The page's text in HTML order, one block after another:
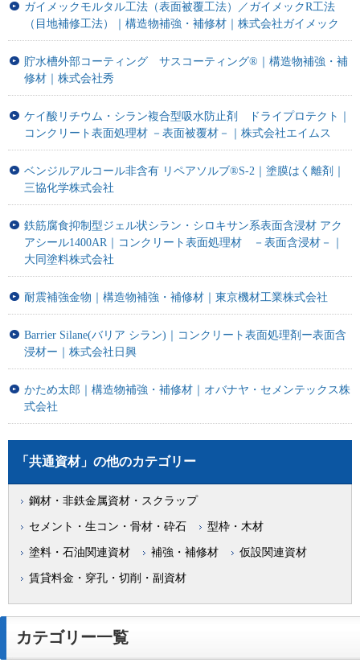
ガイメックモルタル工法（表面被覆工法）／ガイメックR工法
（目地補修工法）｜構造物補強・補修材｜株式会社ガイメック
貯水槽外部コーティング サスコーティング®｜構造物補強・補
修材｜株式会社秀
ケイ酸リチウム・シラン複合型吸水防止剤 ドライプロテクト｜
コンクリート表面処理材 －表面被覆材－｜株式会社エイムス
ベンジルアルコール非含有 リペアソルブ®S-2｜塗膜はく離剤｜
三協化学株式会社
鉄筋腐食抑制型ジェル状シラン・シロキサン系表面含浸材 アク
アシール1400AR｜コンクリート表面処理材 －表面含浸材－｜
大同塗料株式会社
耐震補強金物｜構造物補強・補修材｜東京機材工業株式会社
Barrier Silane(バリア シラン)｜コンクリート表面処理剤ー表面含
浸材ー｜株式会社日興
かため太郎｜構造物補強・補修材｜オバナヤ・セメンテックス株
式会社
「共通資材」の他のカテゴリー
鋼材・非鉄金属資材・スクラップ
セメント・生コン・骨材・砕石 型枠・木材
塗料・石油関連資材 補強・補修材 仮設関連資材
賃貸料金・穿孔・切削・副資材
カテゴリー一覧